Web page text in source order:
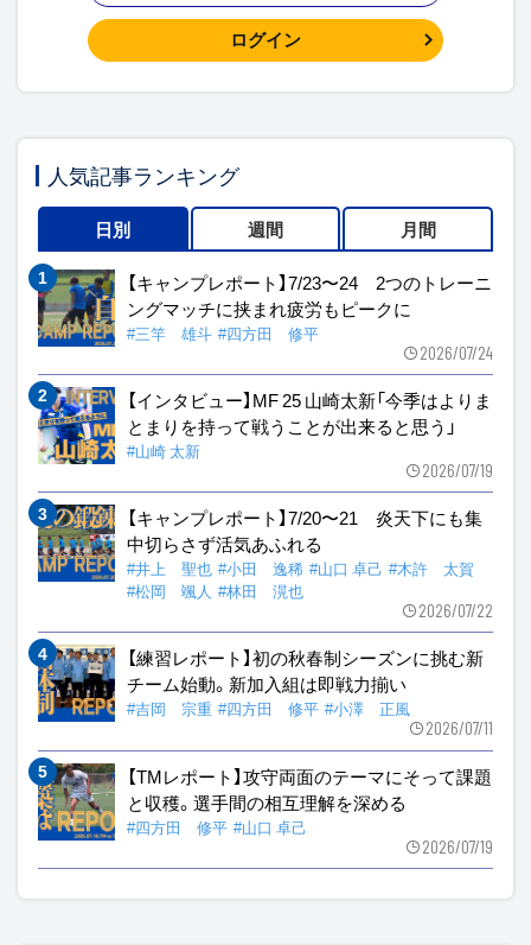
ログイン
人気記事ランキング
日別 週間 月間
【キャンプレポート】7/23〜24 2つのトレーニ
ングマッチに挟まれ疲労もピークに
#三竿 雄斗 #四方田 修平
2026/07/24
【インタビュー】MF 25 山崎太新「今季はよりま
とまりを持って戦うことが出来ると思う」
#山崎 太新
2026/07/19
【キャンプレポート】7/20〜21 炎天下にも集
中切らさず活気あふれる
#井上 聖也 #小田 逸稀 #山口 卓己 #木許 太賀
#松岡 颯人 #林田 滉也
2026/07/22
【練習レポート】初の秋春制シーズンに挑む新
チーム始動。新加入組は即戦力揃い
#吉岡 宗重 #四方田 修平 #小澤 正風
2026/07/11
【TMレポート】攻守両面のテーマにそって課題
と収穫。選手間の相互理解を深める
#四方田 修平 #山口 卓己
2026/07/19